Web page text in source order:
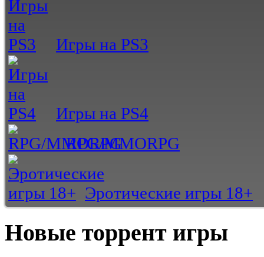
Игры на PS3
Игры на PS4
RPG/MMORPG
Эротические игры 18+
Новые торрент игры